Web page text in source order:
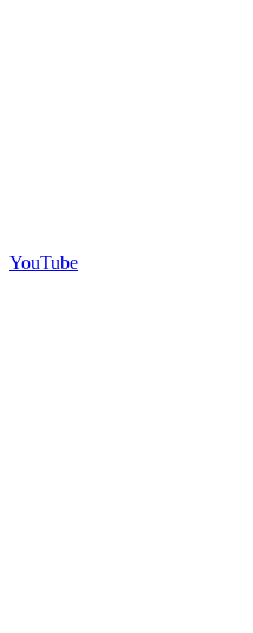
YouTube